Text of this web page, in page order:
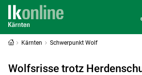
Kärnten Schwerpunkt Wolf
Wolfsrisse trotz